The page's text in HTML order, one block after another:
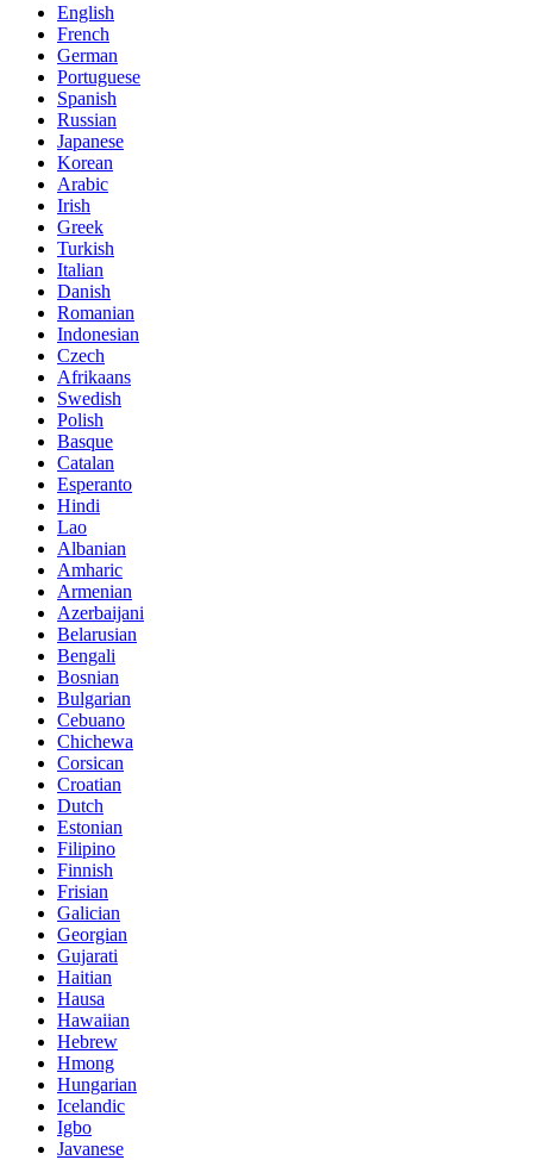
English
French
German
Portuguese
Spanish
Russian
Japanese
Korean
Arabic
Irish
Greek
Turkish
Italian
Danish
Romanian
Indonesian
Czech
Afrikaans
Swedish
Polish
Basque
Catalan
Esperanto
Hindi
Lao
Albanian
Amharic
Armenian
Azerbaijani
Belarusian
Bengali
Bosnian
Bulgarian
Cebuano
Chichewa
Corsican
Croatian
Dutch
Estonian
Filipino
Finnish
Frisian
Galician
Georgian
Gujarati
Haitian
Hausa
Hawaiian
Hebrew
Hmong
Hungarian
Icelandic
Igbo
Javanese